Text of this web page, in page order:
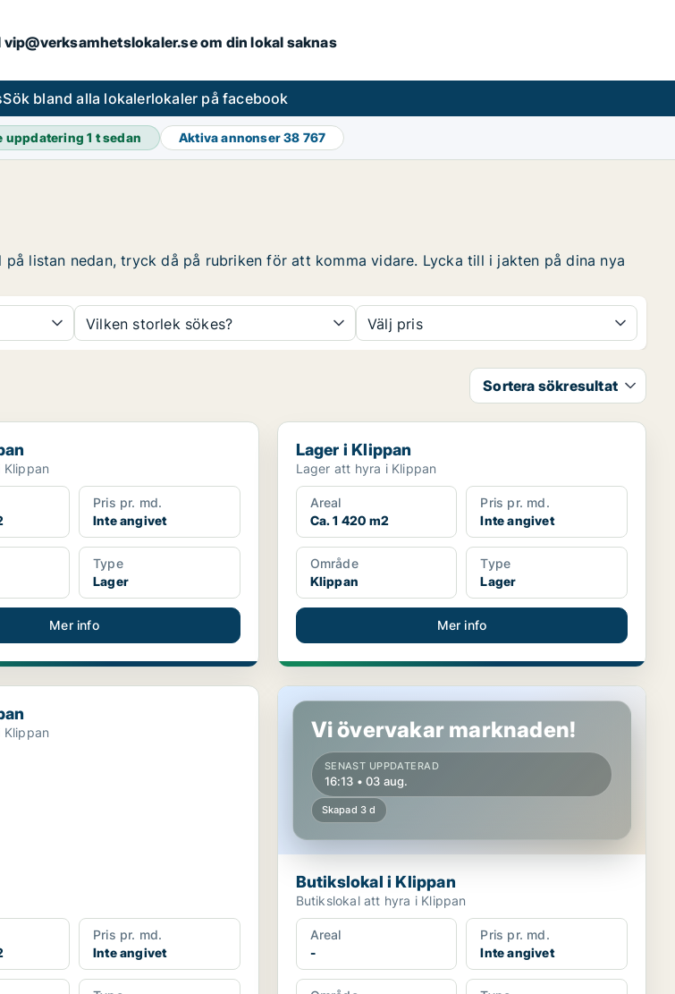
om din lokal saknas
Sök bland alla lokalerlokaler på facebook
uppdatering1 t sedan Aktiva annonser38 767
listan nedan, tryck då på rubriken för att komma vidare. Lycka till i jakten på dina nya
Vilken storlek sökes? Välj pris
Sortera sökresultat
Pris pr. md.
Inte angivet
Type
Lager
Mer info
Lager i Klippan
Lager i Klippan
Lager att hyra i Klippan
Areal
Ca. 1 420 m2
Pris pr. md.
Inte angivet
Område
Klippan
Type
Lager
Mer info
Pris pr. md.
Inte angivet
Butikslokal i Klippan
Vi övervakar marknaden!
SENAST UPPDATERAD
16:13 • 03 aug.
Skapad 3 d
Butikslokal i Klippan
Butikslokal att hyra i Klippan
Areal
-
Pris pr. md.
Inte angivet